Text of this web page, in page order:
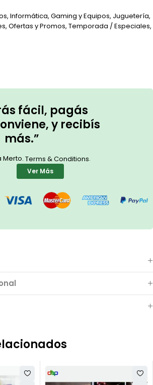
, Informática, Gaming y Equipos, Juguetería,
, Ofertas y Promos, Temporada / Especiales,
fácil, pagás
y recibís
más.”
Merto. Terms & Conditions.
Ver Más